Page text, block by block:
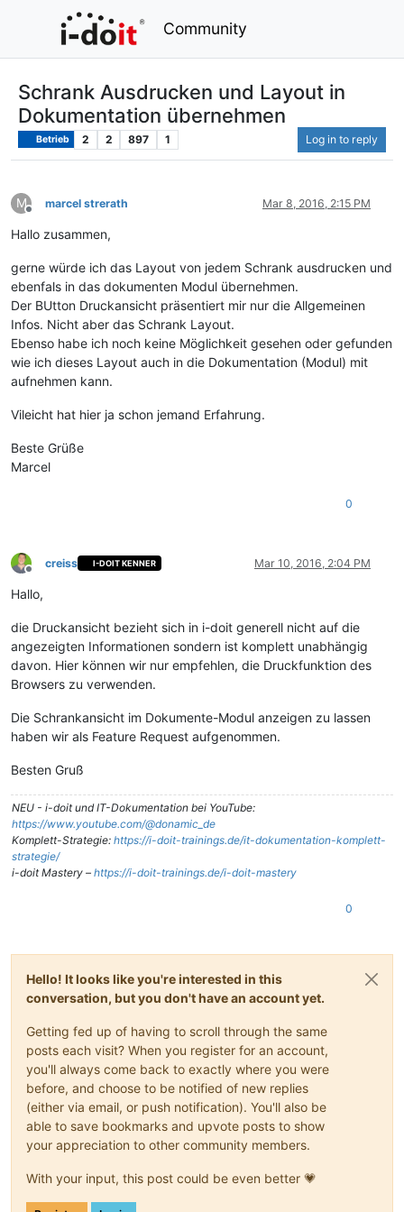
Community
Schrank Ausdrucken und Layout in
Dokumentation übernehmen
Betrieb 2 2 897 1 Log in to reply
M
Offline
marcel strerath Mar 8, 2016, 2:15 PM
Hallo zusammen,
gerne würde ich das Layout von jedem Schrank ausdrucken und
ebenfals in das dokumenten Modul übernehmen.
Der BUtton Druckansicht präsentiert mir nur die Allgemeinen
Infos. Nicht aber das Schrank Layout.
Ebenso habe ich noch keine Möglichkeit gesehen oder gefunden
wie ich dieses Layout auch in die Dokumentation (Modul) mit
aufnehmen kann.
Vileicht hat hier ja schon jemand Erfahrung.
Beste Grüße
Marcel
0
Offline
creiss I-DOIT KENNER Mar 10, 2016, 2:04 PM
Hallo,
die Druckansicht bezieht sich in i-doit generell nicht auf die
angezeigten Informationen sondern ist komplett unabhängig
davon. Hier können wir nur empfehlen, die Druckfunktion des
Browsers zu verwenden.
Die Schrankansicht im Dokumente-Modul anzeigen zu lassen
haben wir als Feature Request aufgenommen.
Besten Gruß
NEU - i-doit und IT-Dokumentation bei YouTube:
https://www.youtube.com/@donamic_de
Komplett-Strategie: https://i-doit-trainings.de/it-dokumentation-komplett-
strategie/
i-doit Mastery – https://i-doit-trainings.de/i-doit-mastery
0
Hello! It looks like you're interested in this
conversation, but you don't have an account yet.
Getting fed up of having to scroll through the same
posts each visit? When you register for an account,
you'll always come back to exactly where you were
before, and choose to be notified of new replies
(either via email, or push notification). You'll also be
able to save bookmarks and upvote posts to show
your appreciation to other community members.
With your input, this post could be even better 💗